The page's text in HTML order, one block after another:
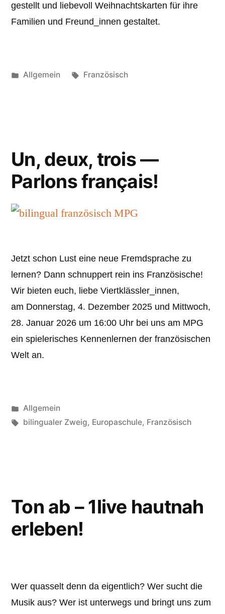
gestellt und liebevoll Weihnachtskarten für ihre
Familien und Freund_innen gestaltet.
Veröffentlicht
Allgemein Schlagwörter:
Französisch
Un, deux, trois —
Parlons français!
Jetzt schon Lust eine neue Fremdsprache zu
lernen? Dann schnuppert rein ins Französische!
Wir bieten euch, liebe Viertklässler_innen,
am Donnerstag, 4. Dezember 2025 und Mittwoch,
28. Januar 2026 um 16:00 Uhr bei uns am MPG
ein spielerisches Kennenlernen der französischen
Welt an.
Veröffentlicht
unter
Allgemein
Schlagwörter:
bilingualer Zweig, Europaschule, Französisch
Ton ab – 1live hautnah
erleben!
Wer quasselt denn da eigentlich? Wer sucht die
Musik aus? Wer ist unterwegs und bringt uns zum